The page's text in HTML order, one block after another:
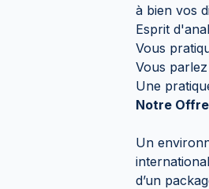
à bien vos
Esprit
Vous
Vous
Une
Notre
Un
d’un